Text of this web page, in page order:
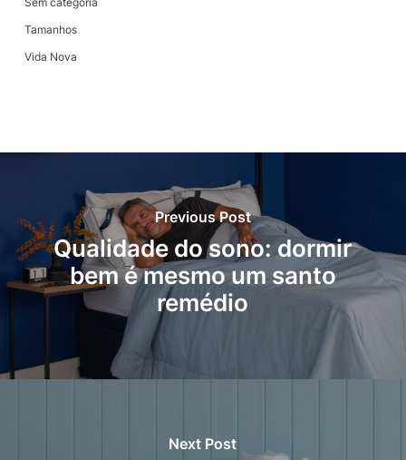
Tamanhos
Vida Nova
Previous Post
Qualidade do sono: dormir
bem é mesmo um santo
remédio
Next Post